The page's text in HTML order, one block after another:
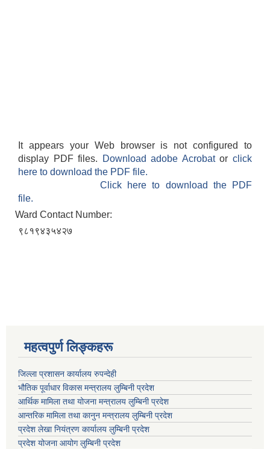
It appears your Web browser is not configured to
display PDF files.
Download adobe Acrobatorclick
here to download the PDF file.
Click here to download the PDF
file.
Ward Contact Number:
९८१९४३५४२७
महत्वपुर्ण लिङ्कहरू
जिल्ला प्रशासन कार्यालय रुपन्देही
भौतिक पूर्वाधार विकास मन्त्रालय लुम्बिनी प्रदेश
आर्थिक मामिला तथा योजना मन्त्रालय लुम्बिनी प्रदेश
आन्तरिक मामिला तथा कानुन मन्त्रालय लुम्बिनी प्रदेश
प्रदेश लेखा नियंत्रण कार्यालय लुम्बिनी प्रदेश
प्रदेश योजना आयोग लुम्बिनी प्रदेश